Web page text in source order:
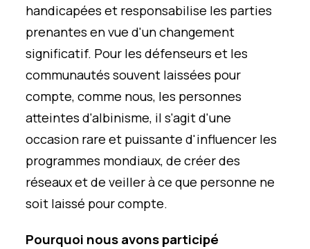
handicapées et responsabilise les parties
prenantes en vue d'un changement
significatif. Pour les défenseurs et les
communautés souvent laissées pour
compte, comme nous, les personnes
atteintes d'albinisme, il s'agit d'une
occasion rare et puissante d'influencer les
programmes mondiaux, de créer des
réseaux et de veiller à ce que personne ne
soit laissé pour compte.
Pourquoi nous avons participé